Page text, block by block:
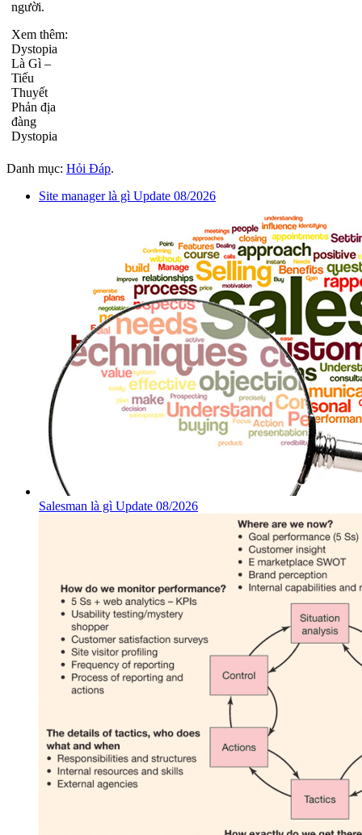
người.
Xem thêm:
Dystopia
Là Gì –
Tiếu
Thuyết
Phản địa
đàng
Dystopia
Danh mục: Hỏi Đáp.
Site manager là gì Update 08/2026
Salesman là gì Update 08/2026